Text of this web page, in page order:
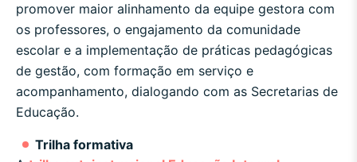
promover maior alinhamento da equipe gestora com
os professores, o engajamento da comunidade
escolar e a implementação de práticas pedagógicas
de gestão, com formação em serviço e
acompanhamento, dialogando com as Secretarias de
Educação.
Trilha formativa